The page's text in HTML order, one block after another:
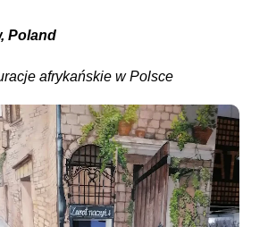
Poland
afrykańskie w Polsce